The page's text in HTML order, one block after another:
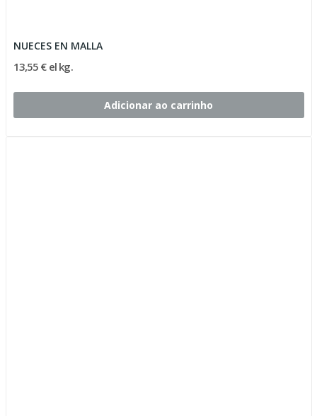
NUECES EN MALLA
13,55 € el kg.
Adicionar ao carrinho